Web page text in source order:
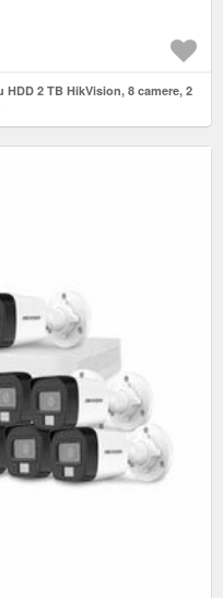
2 TB HikVision, 8 camere, 2